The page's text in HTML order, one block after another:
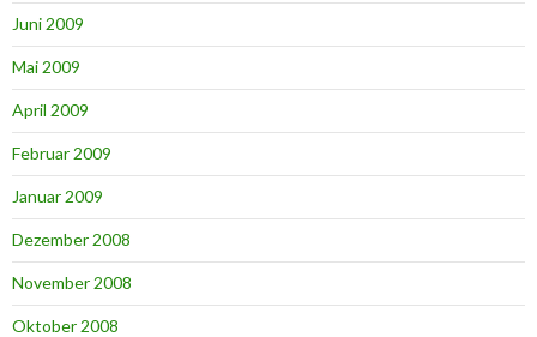
Juni 2009
Mai 2009
April 2009
Februar 2009
Januar 2009
Dezember 2008
November 2008
Oktober 2008